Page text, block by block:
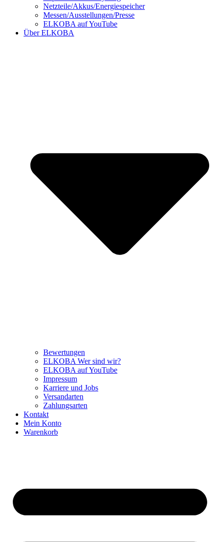
Netzteile/Akkus/Energiespeicher
Messen/Ausstellungen/Presse
ELKOBA auf YouTube
Über ELKOBA
Bewertungen
ELKOBA Wer sind wir?
ELKOBA auf YouTube
Impressum
Karriere und Jobs
Versandarten
Zahlungsarten
Kontakt
Mein Konto
Warenkorb